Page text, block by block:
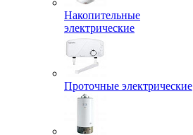
Накопительные
электрические
Проточные электрические